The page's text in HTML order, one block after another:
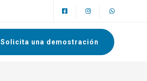
Solicita una demostración